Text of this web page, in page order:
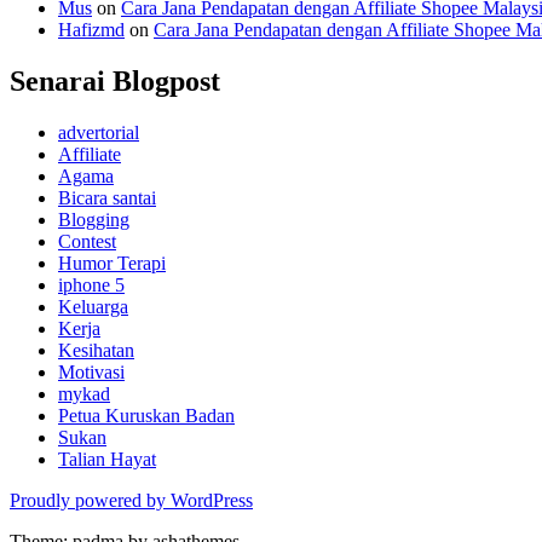
Mus on Cara Jana Pendapatan dengan Affiliate Shopee
Hafizmd on Cara Jana Pendapatan dengan Affiliate Shopee
Senarai Blogpost
advertorial
Affiliate
Agama
Bicara santai
Blogging
Contest
Humor Terapi
iphone 5
Keluarga
Kerja
Kesihatan
Motivasi
mykad
Petua Kuruskan Badan
Sukan
Talian Hayat
Proudly powered by WordPress